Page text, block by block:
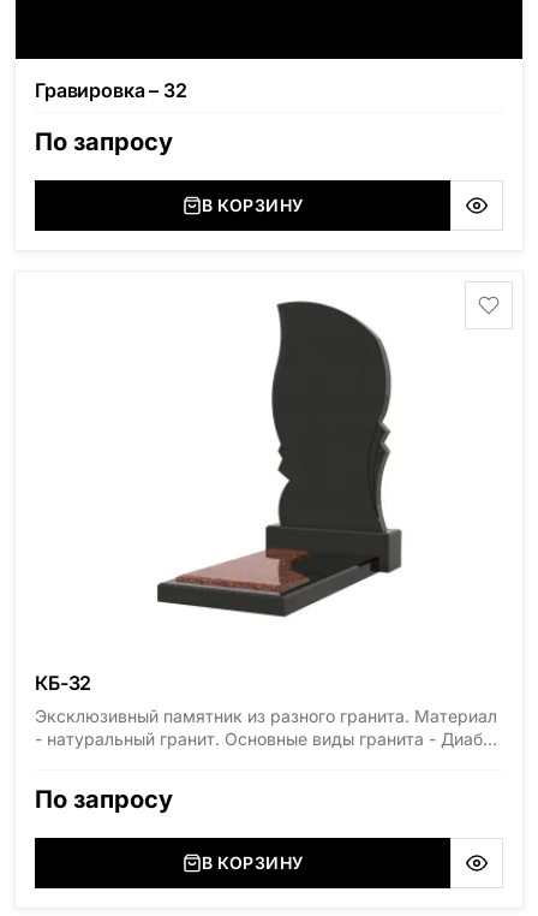
Гравировка – 32
По запросу
В КОРЗИНУ
КБ-32
Эксклюзивный памятник из разного гранита. Материал
- натуральный гранит. Основные виды гранита - Диабаз
(Украина, Житомерская область), Лабродарит
(Украина, Житомерская область), Сюксюансаари
(Россия, Карелия), Амфиболит (Россия, Мурманская
По запросу
В КОРЗИНУ